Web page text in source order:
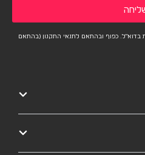
בדוא"ל. כפוף ובהתאם לתנאי התקנון (בהתאם